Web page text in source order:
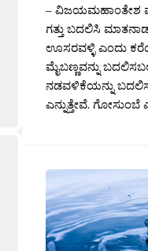
– ವಿಜಯಮಹಾಂತೇಶ
ಗತ್ತು ಬದಲಿಸಿ
ಊಸರವಳ್ಳಿ ಎಂದು
ಮೈಬಣ್ಣವನ್ನು
ನಡವಳಿಕೆಯನ್ನು
ಎನ್ನುತ್ತೇವೆ. ಗೋಸುಂಬೆ